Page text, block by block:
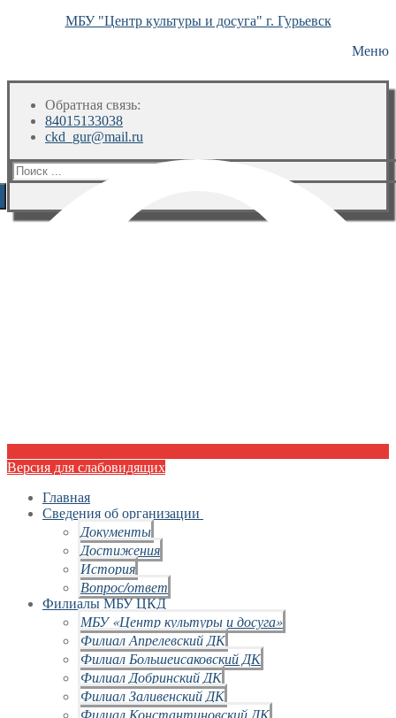
МБУ "Центр культуры и досуга" г. Гурьевск
Меню
Обратная связь:
84015133038
ckd_gur@mail.ru
Искать:
Версия для слабовидящих
Главная
Сведения об организации
Документы
Достижения
История
Вопрос/ответ
Филиалы МБУ ЦКД
МБУ «Центр культуры и досуга»
Филиал Апрелевский ДК
Филиал Большеисаковский ДК
Филиал Добринский ДК
Филиал Заливенский ДК